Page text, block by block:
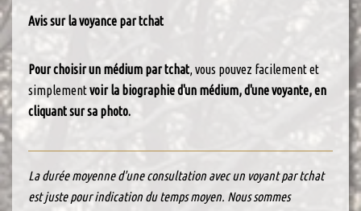
Avis sur la voyance par tchat
Pour choisir un médium par tchat, vous pouvez facilement et
simplementvoir la biographie d'un médium, d'une voyante, en
cliquant sur sa photo.
La durée moyenne d'une consultation avec un voyant par tchat
est juste pour indication du temps moyen. Nous sommes